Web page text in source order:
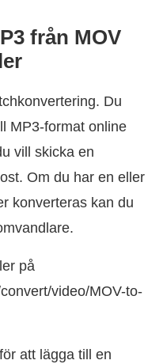
från MOV
Du
MP3-format online
vill skicka en
Om du har en eller
konverteras kan du
på
video/MOV-to-
att lägga till en